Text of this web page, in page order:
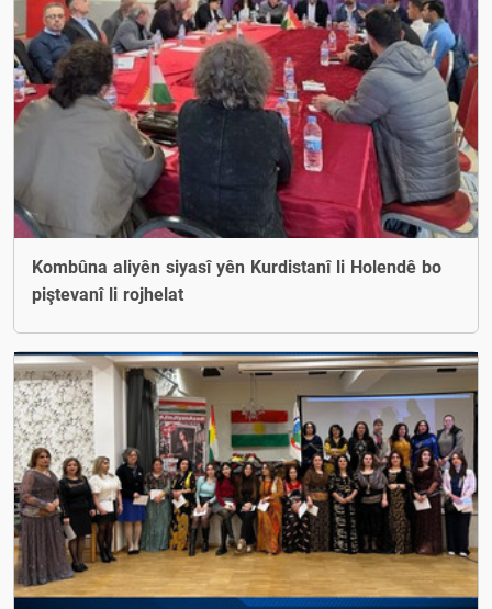
Kombûna aliyên siyasî yên Kurdistanî li Holendê bo
piştevanî li rojhelat